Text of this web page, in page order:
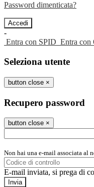
Password dimenticata?
-
Entra con SPID Entra con
Seleziona utente
button close ×
Recupero password
button close ×
Non hai una e-mail associata al
E-mail inviata, si prega di